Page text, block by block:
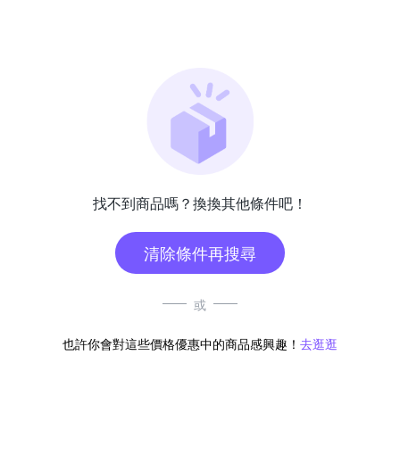
找不到商品嗎？換換其他條件吧！
清除條件再搜尋
或
也許你會對這些價格優惠中的商品感興趣！ 去逛逛